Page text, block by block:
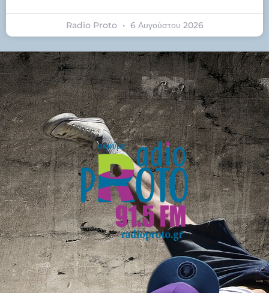
Radio Proto 6 Αυγούστου 2026